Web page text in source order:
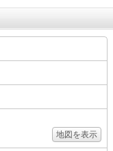
地図を表示